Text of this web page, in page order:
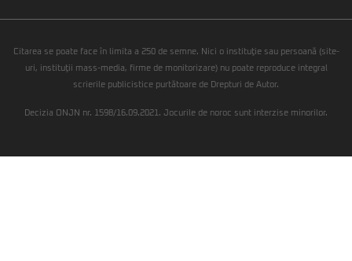
Citarea se poate face în limita a 250 de semne. Nici o instituţie sau persoană (site-
uri, instituţii mass-media, firme de monitorizare) nu poate reproduce integral
scrierile publicistice purtătoare de Drepturi de Autor.
Decizia ONJN nr. 1598/16.09.2021. Jocurile de noroc sunt interzise minorilor.